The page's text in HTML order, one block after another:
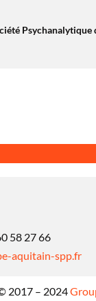
Psychanalytique
58 27 66
aquitain-spp.fr
2017 – 2024